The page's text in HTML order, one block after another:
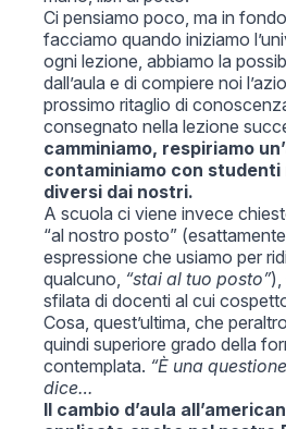
Ci pensiamo poco, ma in
facciamo quando iniziamo
ogni lezione, abbiamo la
dall’aula e di compiere noi
prossimo ritaglio di
consegnato nella lezione
camminiamo, respiriamo
contaminiamo con
diversi dai nostri.
A scuola ci viene invece
“al nostro posto”
espressione che usiamo per
qualcuno, “stai al tuo posto”),
sfilata di docenti al cui
Cosa, quest’ultima, che
quindi superiore grado della
contemplata. “È una
dice…
Il cambio d’aula